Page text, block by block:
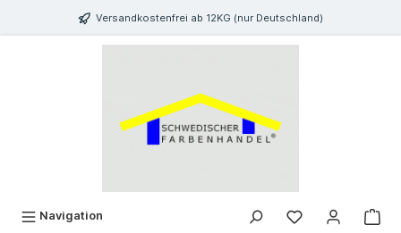
springen Versandkostenfrei ab 12KG (nur Deutschland)
Navigation